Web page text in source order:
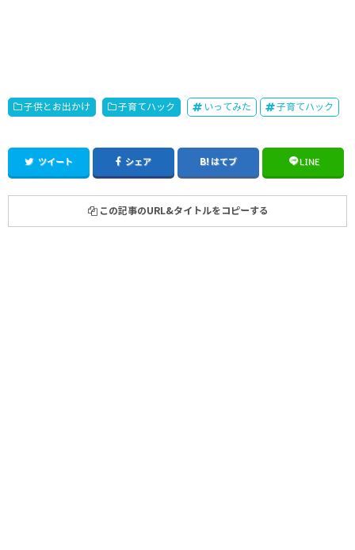
子供とお出かけ 子育てハック いってみた 子育てハック
ツイート シェア はてブ LINE
この記事のURL&タイトルをコピーする